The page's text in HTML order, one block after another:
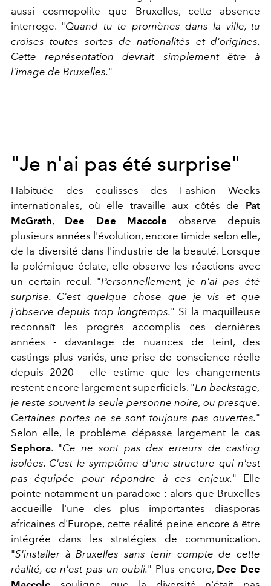
aussi cosmopolite que Bruxelles, cette absence
interroge. "Quand tu te promènes dans la ville, tu
croises toutes sortes de nationalités et d'origines.
Cette représentation devrait simplement être à
l'image de Bruxelles."
"Je n'ai pas été surprise"
Habituée des coulisses des Fashion Weeks
internationales, où elle travaille aux côtés de Pat
McGrath, Dee Dee Maccole observe depuis
plusieurs années l'évolution, encore timide selon elle,
de la diversité dans l'industrie de la beauté. Lorsque
la polémique éclate, elle observe les réactions avec
un certain recul. "Personnellement, je n'ai pas été
surprise. C'est quelque chose que je vis et que
j'observe depuis trop longtemps." Si la maquilleuse
reconnaît les progrès accomplis ces dernières
années - davantage de nuances de teint, des
castings plus variés, une prise de conscience réelle
depuis 2020 - elle estime que les changements
restent encore largement superficiels. "En backstage,
je reste souvent la seule personne noire, ou presque.
Certaines portes ne se sont toujours pas ouvertes."
Selon elle, le problème dépasse largement le cas
Sephora. "Ce ne sont pas des erreurs de casting
isolées. C'est le symptôme d'une structure qui n'est
pas équipée pour répondre à ces enjeux." Elle
pointe notamment un paradoxe : alors que Bruxelles
accueille l'une des plus importantes diasporas
africaines d'Europe, cette réalité peine encore à être
intégrée dans les stratégies de communication.
"S'installer à Bruxelles sans tenir compte de cette
réalité, ce n'est pas un oubli." Plus encore, Dee Dee